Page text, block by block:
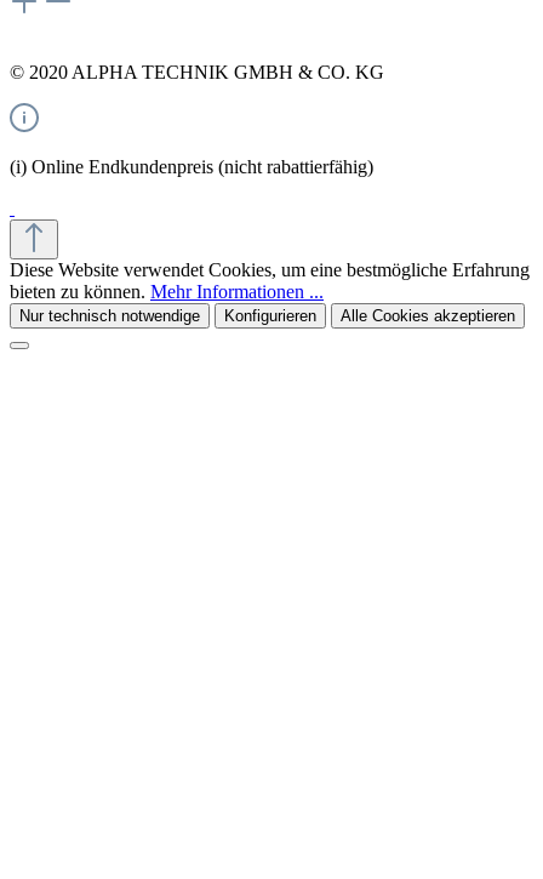
© 2020 ALPHA TECHNIK GMBH & CO. KG
(i) Online Endkundenpreis (nicht rabattierfähig)
Diese Website verwendet Cookies, um eine bestmögliche Erfahrung
bieten zu können. Mehr Informationen ...
Nur technisch notwendige Konfigurieren Alle Cookies akzeptieren